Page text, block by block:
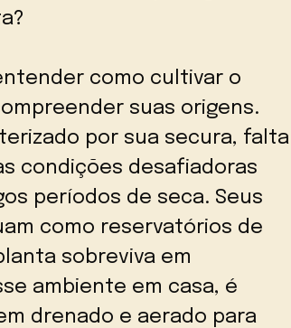
como cultivar o
suas origens.
por sua secura, falta
condições desafiadoras
períodos de seca. Seus
como reservatórios de
sobreviva em
ambiente em casa, é
drenado e aerado para